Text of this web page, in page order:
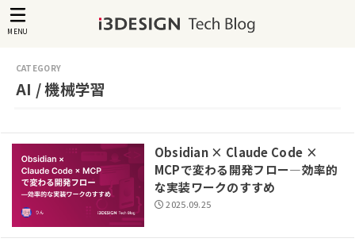
MENU
AI / 機械学習
Obsidian × Claude Code ×
MCPで変わる開発フロー―効率的
な実装ワークのすすめ
2025.09.25